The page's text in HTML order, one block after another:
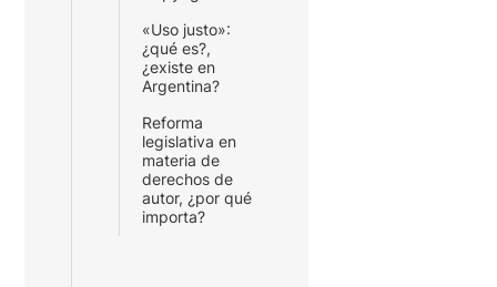
«Uso justo»:
¿qué es?,
¿existe en
Argentina?
Reforma
legislativa en
materia de
derechos de
autor, ¿por qué
importa?